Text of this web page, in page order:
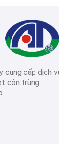
Diệt côn trùng các
tỉnh thành
Diệt côn trùng các
tỉnh thành
cung cấp dịch
côn trùng.